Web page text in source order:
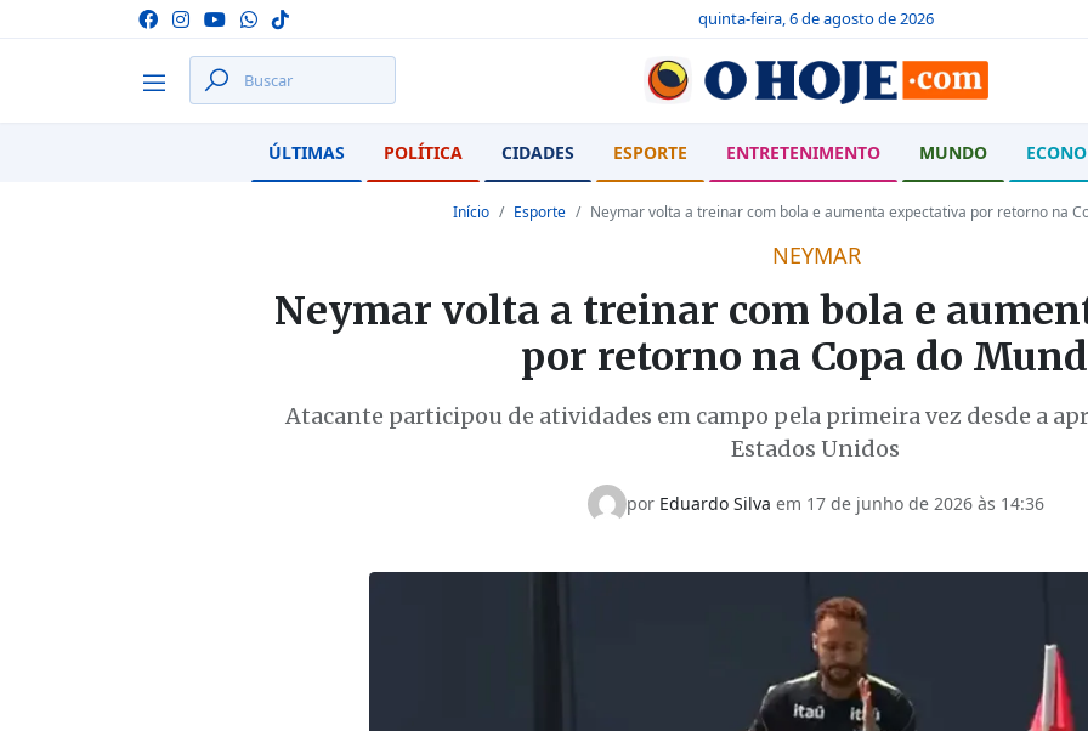
quinta-feira, 6 de agosto de 2026
ÚLTIMAS POLÍTICA CIDADES ESPORTE ENTRETENIMENTO MUNDO
Início Esporte Neymar volta a treinar com bola e aumenta expectativa por retorno na
NEYMAR
Neymar volta a treinar com bola e
por retorno na Copa do
Atacante participou de atividades em campo pela primeira vez desde a
Estados Unidos
por Eduardo Silva em 17 de junho de 2026 às 14:36